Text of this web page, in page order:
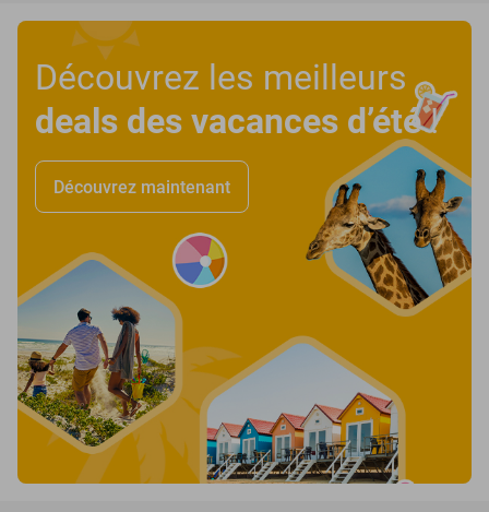
Découvrez les meilleurs
deals des vacances d’été!
Découvrez maintenant